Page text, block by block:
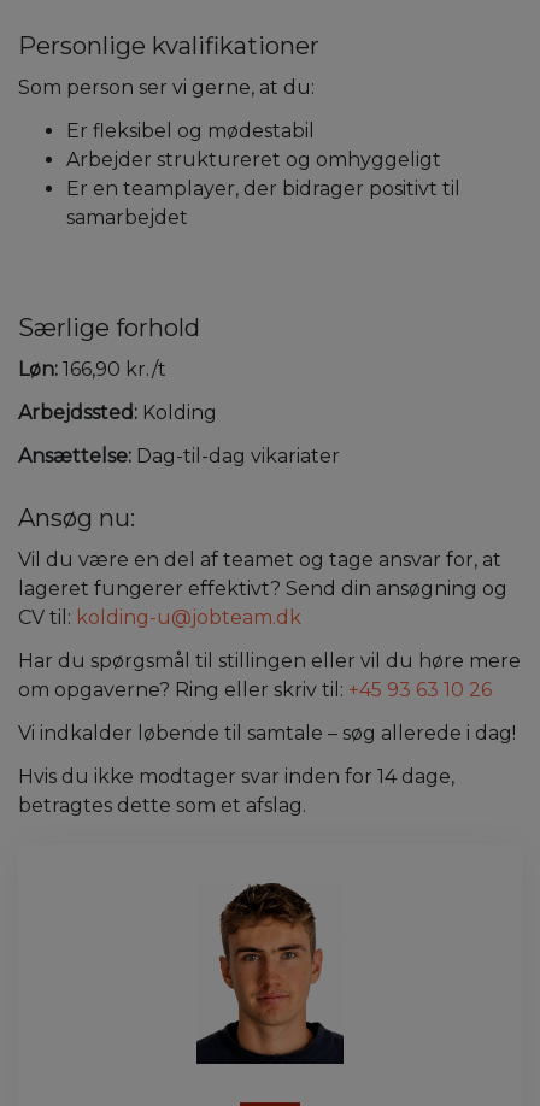
Personlige kvalifikationer
Som person ser vi gerne, at du:
Er fleksibel og mødestabil
Arbejder struktureret og omhyggeligt
Er en teamplayer, der bidrager positivt til
samarbejdet
Særlige forhold
Løn: 166,90 kr./t
Arbejdssted: Kolding
Ansættelse: Dag-til-dag vikariater
Ansøg nu:
Vil du være en del af teamet og tage ansvar for, at
lageret fungerer effektivt? Send din ansøgning og
CV til: kolding-u@jobteam.dk
Har du spørgsmål til stillingen eller vil du høre mere
om opgaverne? Ring eller skriv til: +45 93 63 10 26
Vi indkalder løbende til samtale – søg allerede i dag!
Hvis du ikke modtager svar inden for 14 dage,
betragtes dette som et afslag.